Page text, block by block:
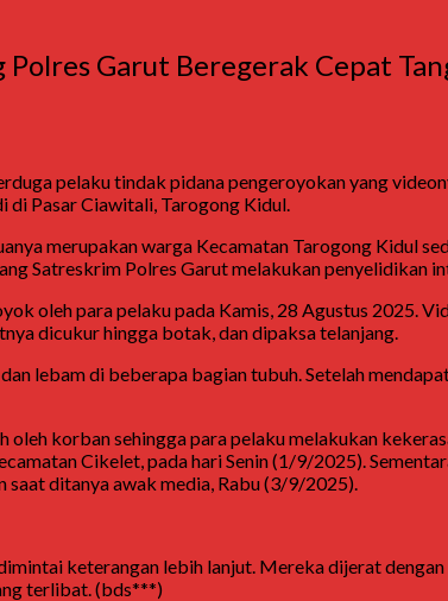
Garut Beregerak Cepat
pelaku tindak pidana pengeroyokan yang
di Pasar Ciawitali, Tarogong Kidul.
merupakan warga Kecamatan Tarogong Kidul
Satreskrim Polres Garut melakukan penyelidikan
oleh para pelaku pada Kamis, 28 Agustus 2025.
dicukur hingga botak, dan dipaksa telanjang.
lebam di beberapa bagian tubuh. Setelah
korban sehingga para pelaku melakukan
Cikelet, pada hari Senin (1/9/2025).
saat ditanya awak media, Rabu (3/9/2025).
keterangan lebih lanjut. Mereka dijerat
terlibat. (bds***)